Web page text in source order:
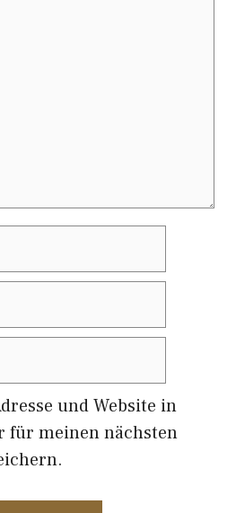
und Website in
für meinen nächsten